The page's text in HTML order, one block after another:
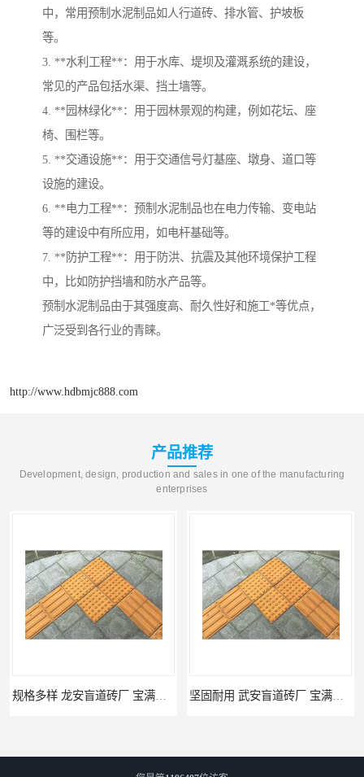
中，常用预制水泥制品如人行道砖、排水管、护坡板
等。
3. **水利工程**：用于水库、堤坝及灌溉系统的建设，
常见的产品包括水渠、挡土墙等。
4. **园林绿化**：用于园林景观的构建，例如花坛、座
椅、围栏等。
5. **交通设施**：用于交通信号灯基座、墩身、道口等
设施的建设。
6. **电力工程**：预制水泥制品也在电力传输、变电站
等的建设中有所应用，如电杆基础等。
7. **防护工程**：用于防洪、抗震及其他环境保护工程
中，比如防护挡墙和防水产品等。
预制水泥制品由于其强度高、耐久性好和施工*等优点，
广泛受到各行业的青睐。
http://www.hdbmjc888.com
产品推荐
Development, design, production and sales in one of the manufacturing
enterprises